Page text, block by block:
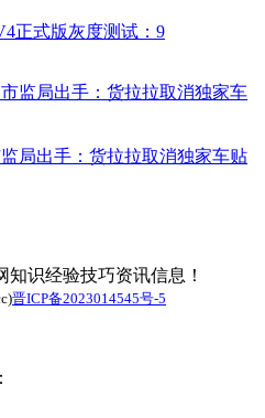
正式版灰度测试：9
局出手：货拉拉取消独家车贴
识经验技巧资讯信息！
晋ICP备2023014545号-5